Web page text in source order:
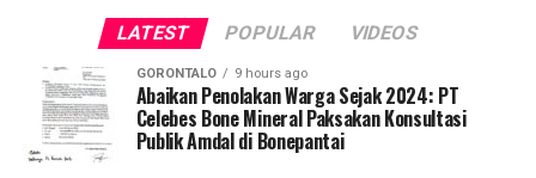
hubungan antara pemuda, pemerintah, dan masyarakat.
Menurutnya, Karang Taruna memiliki peran penting
sebagai wadah pembinaan sosial bagi generasi muda
agar terus berkontribusi aktif dalam pembangunan desa.
LATEST POPULAR VIDEOS
GORONTALO 9 hours ago
Abaikan Penolakan Warga Sejak 2024: PT
Celebes Bone Mineral Paksakan Konsultasi
Publik Amdal di Bonepantai